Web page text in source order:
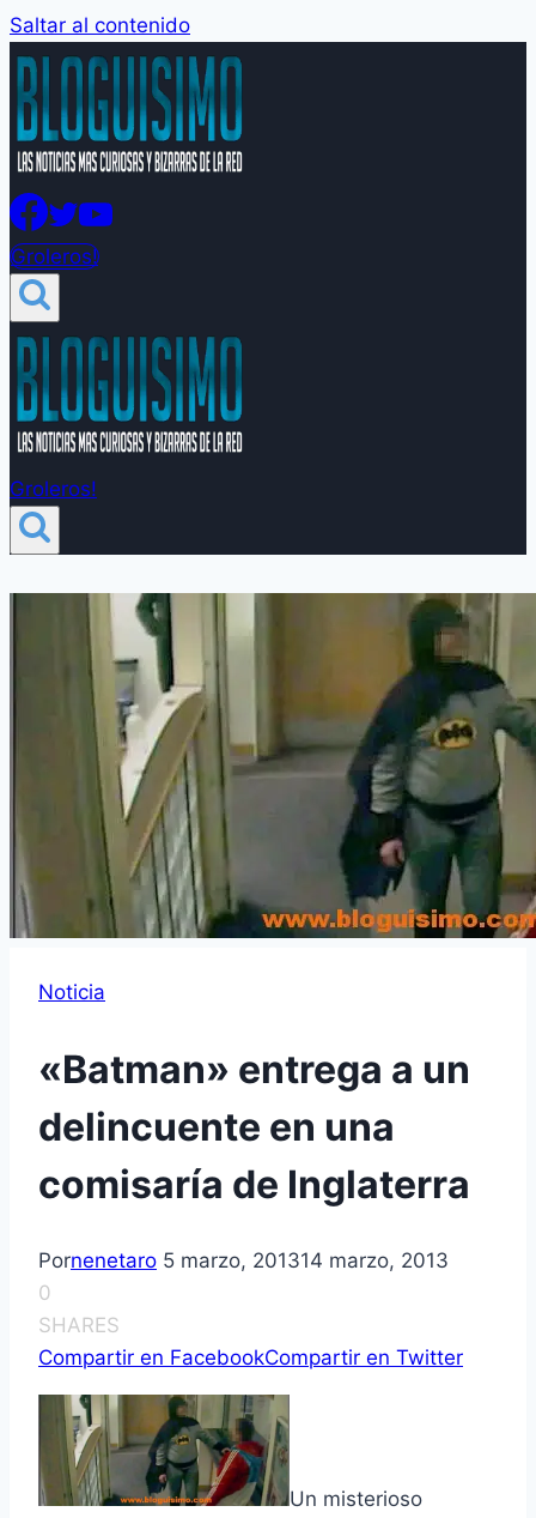
Saltar al contenido
Groleros!
Groleros!
Noticia
«Batman» entrega a un
delincuente en una
comisarí­a de Inglaterra
Pornenetaro 5 marzo, 201314 marzo, 2013
0
SHARES
Compartir en FacebookCompartir en Twitter
Un misterioso